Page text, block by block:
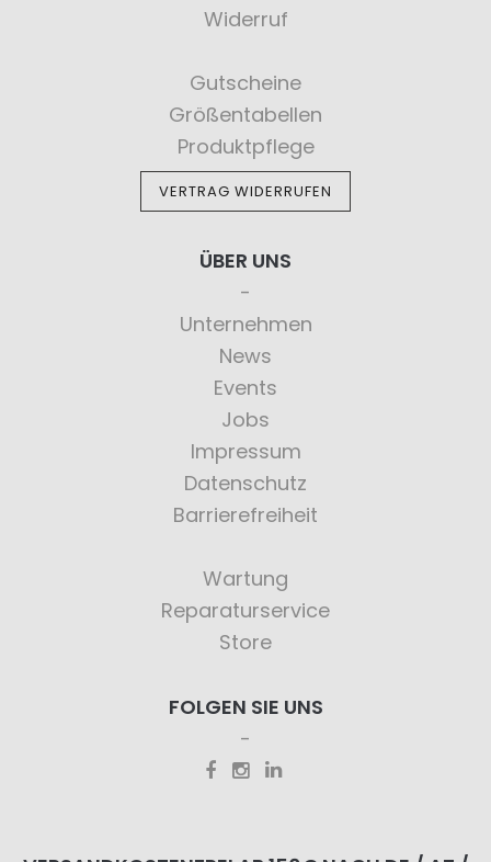
Widerruf
Gutscheine
Größentabellen
Produktpflege
VERTRAG WIDERRUFEN
ÜBER UNS
Unternehmen
News
Events
Jobs
Impressum
Datenschutz
Barrierefreiheit
Wartung
Reparaturservice
Store
FOLGEN SIE UNS